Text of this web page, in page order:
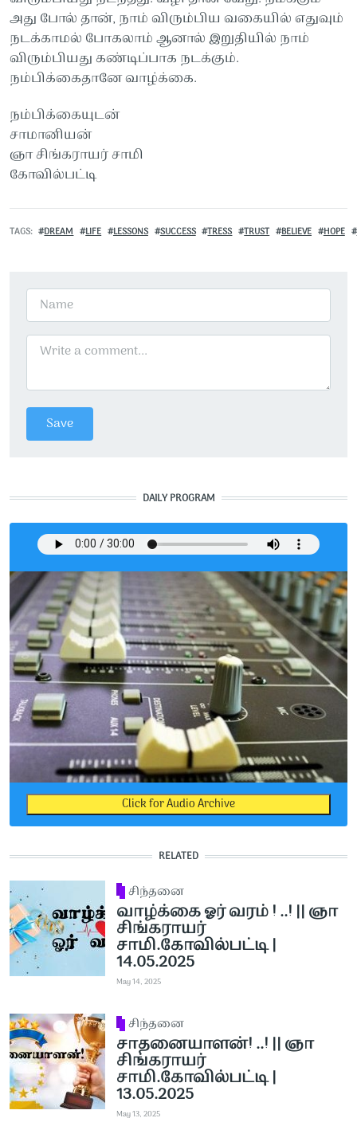
அது போல் தான், நாம் விரும்பிய வகையில் எதுவும்
நடக்காமல் போகலாம் ஆனால் இறுதியில் நாம்
விரும்பியது கண்டிப்பாக நடக்கும்.
நம்பிக்கைதானே வாழ்க்கை.
நம்பிக்கையுடன்
சாமானியன்
ஞா சிங்கராயர் சாமி
கோவில்பட்டி
TAGS DREAM LIFE LESSONS SUCCESS TRESS TRUST BELIEVE HOPE
DAILY PROGRAM
Click for Audio Archive
RELATED
சிந்தனை
வாழ்க்கை ஓர் வரம் ! ..! || ஞா
சிங்கராயர்
சாமி.கோவில்பட்டி |
14.05.2025
May 14, 2025
சிந்தனை
சாதனையாளன்! ..! || ஞா
சிங்கராயர்
சாமி.கோவில்பட்டி |
13.05.2025
May 13, 2025